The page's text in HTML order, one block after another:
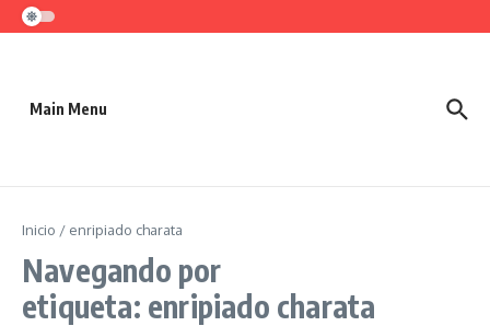
Saltar al contenido
Main Menu
Inicio / enripiado charata
Navegando por
etiqueta: enripiado charata